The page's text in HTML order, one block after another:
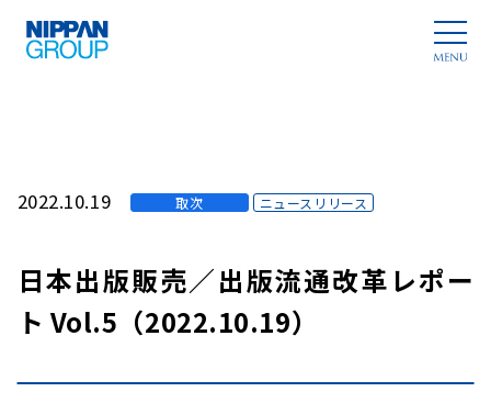
2022.10.19 取次 ニュースリリース
日本出版販売／出版流通改革レポー
ト Vol.5（2022.10.19）